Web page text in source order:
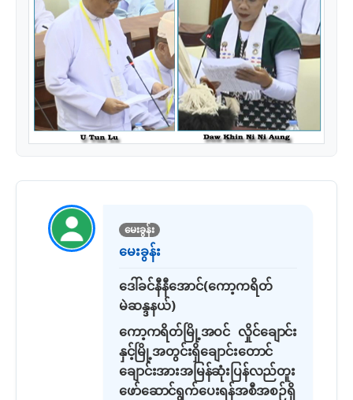
မေးခွန်း
မေးခွန်း
ဒေါ်ခင်နီနီအောင်(ကော့ကရိတ်
မဲဆန္ဒနယ်)
ကော့ကရိတ်မြို့အဝင် လှိုင်ချောင်း
နှင့်မြို့အတွင်းရှိချောင်းတောင်
ချောင်းအားအမြန်ဆုံးပြန်လည်တူး
ဖော်ဆောင်ရွက်ပေးရန်အစီအစဉ်ရှိ